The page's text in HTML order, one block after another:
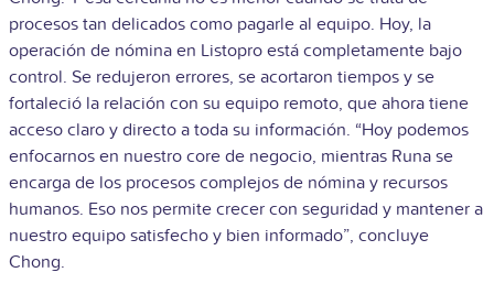
procesos tan delicados como pagarle al equipo. Hoy, la
operación de nómina en Listopro está completamente bajo
control. Se redujeron errores, se acortaron tiempos y se
fortaleció la relación con su equipo remoto, que ahora tiene
acceso claro y directo a toda su información. “Hoy podemos
enfocarnos en nuestro core de negocio, mientras Runa se
encarga de los procesos complejos de nómina y recursos
humanos. Eso nos permite crecer con seguridad y mantener a
nuestro equipo satisfecho y bien informado”, concluye
Chong.